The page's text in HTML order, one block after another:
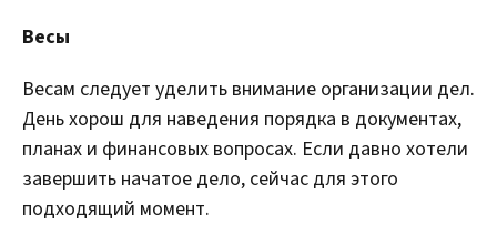
Весы
Весам следует уделить внимание организации дел.
День хорош для наведения порядка в документах,
планах и финансовых вопросах. Если давно хотели
завершить начатое дело, сейчас для этого
подходящий момент.